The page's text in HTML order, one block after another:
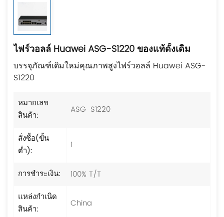
ไฟร์วอลล์ Huawei ASG-S1220 ของแท้ดั้งเดิม
บรรจุภัณฑ์เดิมใหม่คุณภาพสูงไฟร์วอลล์ Huawei ASG-
S1220
หมายเลข
สินค้า:
ASG-S1220
สั่งซื้อ(ขั้น
ต่ำ):
1
การชำระเงิน:
100% T/T
แหล่งกำเนิด
สินค้า:
China